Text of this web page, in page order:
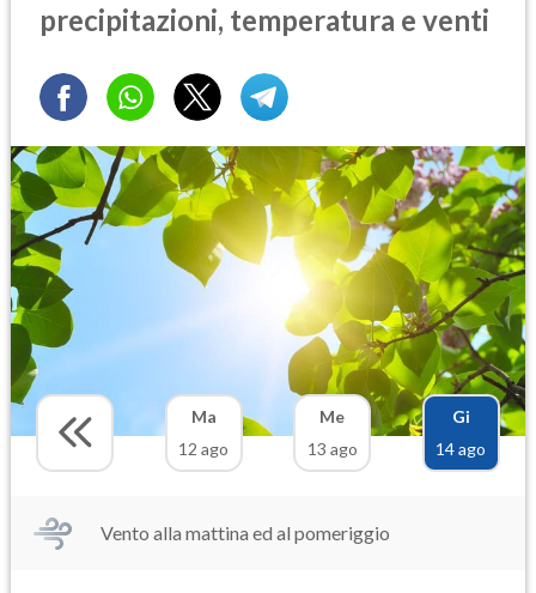
precipitazioni, temperatura e venti
Ma
12 ago
Me
13 ago
Gi
14 ago
Vento alla mattina ed al pomeriggio